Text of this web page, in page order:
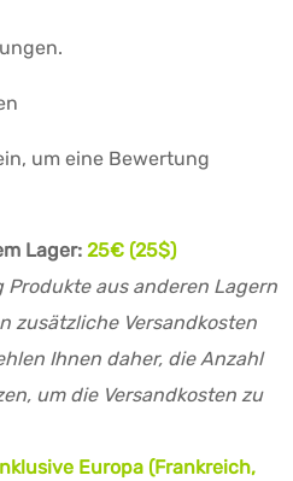
um eine Bewertung
Lager: 25€ (25$)
Produkte aus anderen Lagern
zusätzliche Versandkosten
Ihnen daher, die Anzahl
um die Versandkosten zu
Europa (Frankreich,